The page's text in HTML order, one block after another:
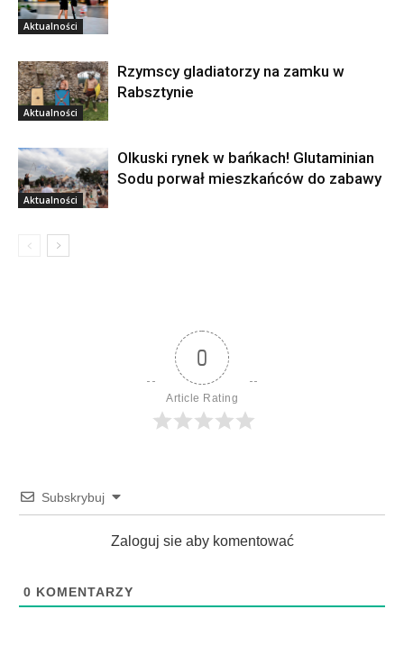
Aktualności
Aktualności
Rzymscy gladiatorzy na zamku w
Rabsztynie
Aktualności
Olkuski rynek w bańkach! Glutaminian
Sodu porwał mieszkańców do zabawy
0
Article Rating
Subskrybuj
Zaloguj sie aby komentować
0 KOMENTARZY